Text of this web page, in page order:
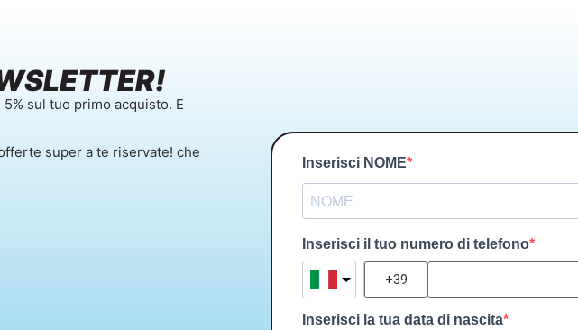
5% sul tuo primo acquisto. E
super a te riservate! che
Inserisci NOME
Inserisci il tuo numero di telefono
Inserisci la tua data di nascita